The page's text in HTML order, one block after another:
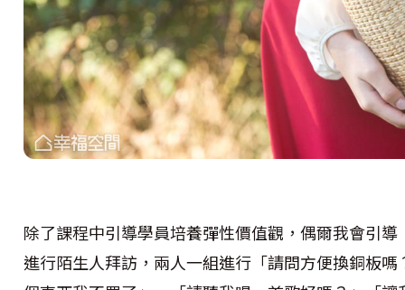
除了課程中引導學員培養彈性價值觀，偶爾我會引
進行陌生人拜訪，兩人一組進行「請問方便換銅板